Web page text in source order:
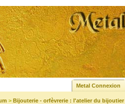
Metal Connexion
> Bijouterie - orfèvrerie : l'atelier du bijoutier